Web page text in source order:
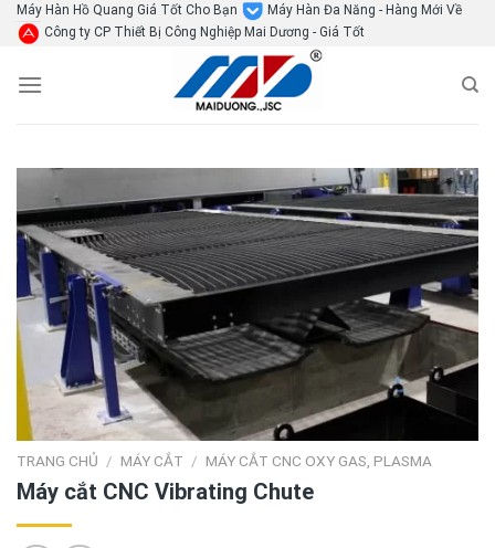
SkipMáy Hàn Hồ Quang Giá Tốt Cho Bạn
Máy Hàn Đa Năng - Hàng Mới Về
Công ty CP Thiết Bị Công Nghiệp Mai Dương - Giá Tốt
TRANG CHỦ / MÁY CẮT / MÁY CẮT CNC OXY GAS, PLASMA
Máy cắt CNC Vibrating Chute